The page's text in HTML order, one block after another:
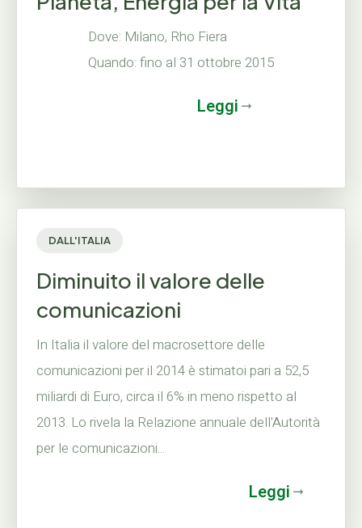
Dove: Milano, Rho Fiera
Quando: fino al 31 ottobre 2015
Leggi
DALL'ITALIA
Diminuito il valore delle
comunicazioni
In Italia il valore del macrosettore delle
comunicazioni per il 2014 è stimatoi pari a 52,5
miliardi di Euro, circa il 6% in meno rispetto al
2013. Lo rivela la Relazione annuale dell'Autorità
per le comunicazioni...
Leggi